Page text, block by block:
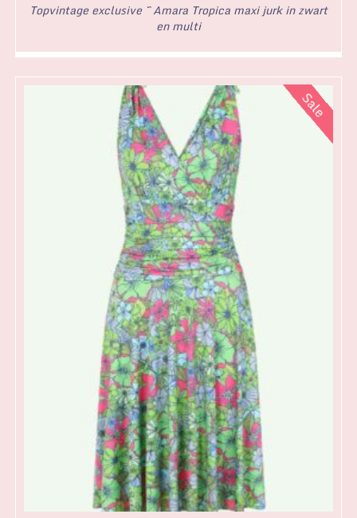
Topvintage exclusive ~ Amara Tropica maxi jurk in zwart
en multi